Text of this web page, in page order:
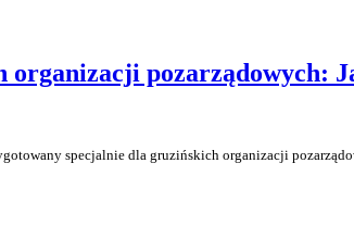
pozarządowych:
specjalnie dla gruzińskich organizacji